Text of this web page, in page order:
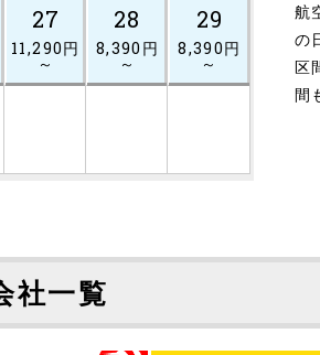
27
11,290円
～
28
8,390円
～
29
8,390円
～
航
の
区
間
社一覧